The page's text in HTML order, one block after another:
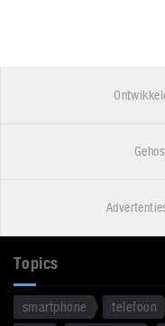
Topics
smartphone telefoon